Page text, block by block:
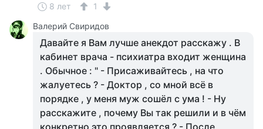
8 лет
1
Валерий Свиридов
Давайте я Вам лучше анекдот расскажу . В
кабинет врача - психиатра входит женщина
. Обычное : " - Присаживайтесь , на что
жалуетесь ? - Доктор , со мной всё в
порядке , у меня муж сошёл с ума ! - Ну
расскажите , почему Вы так решили и в чём
конкретно это проявляется ? - После